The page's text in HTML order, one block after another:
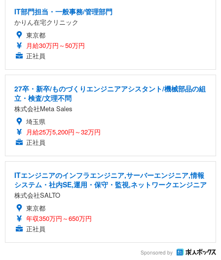
IT部門担当・一般事務/管理部門
かりん在宅クリニック
東京都
月給30万円～50万円
正社員
27卒・新卒/ものづくりエンジニアアシスタント/機械部品の組
立・検査/文理不問
株式会社Meta Sales
埼玉県
月給25万5,200円～32万円
正社員
ITエンジニアのインフラエンジニア,サーバーエンジニア,情報
システム・社内SE,運用・保守・監視,ネットワークエンジニア
株式会社SALTO
東京都
年収350万円～650万円
正社員
Sponsored by